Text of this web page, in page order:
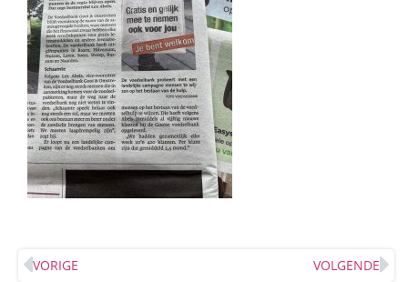
VORIGE VOLGENDE